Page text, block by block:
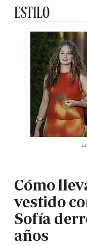
ESTILO
Cómo
vestido
Sofía
años